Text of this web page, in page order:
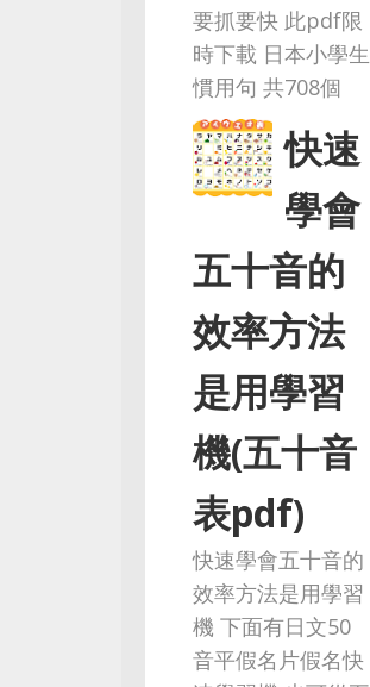
要抓要快 此pdf限
時下載 日本小學生
慣用句 共708個
快速
學會
五十音的
效率方法
是用學習
機(五十音
表pdf)
快速學會五十音的
效率方法是用學習
機 下面有日文50
音平假名片假名快